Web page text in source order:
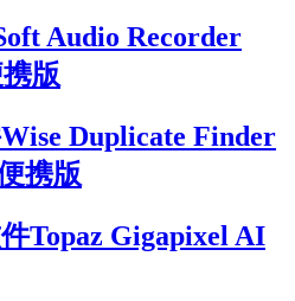
Audio Recorder
版
Duplicate Finder
携版
Topaz Gigapixel AI